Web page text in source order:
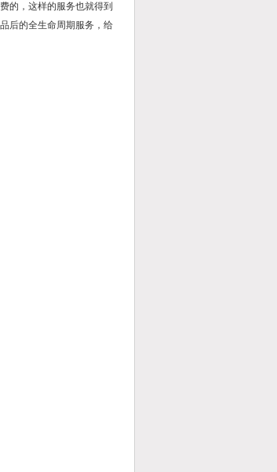
的，这样的服务也就得到
后的全生命周期服务，给